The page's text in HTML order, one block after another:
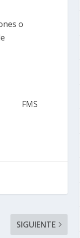
o
FMS
SIGUIENTE